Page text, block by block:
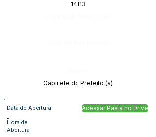
14113
Gabinete do Prefeito (a)
Data de Abertura
-
Acessar Pasta no Drive
Hora de
Abertura